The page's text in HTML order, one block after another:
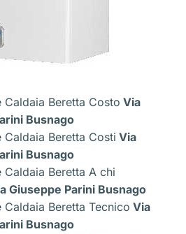
Caldaia Beretta Costo Via
Busnago
Caldaia Beretta Costi Via
Busnago
Caldaia Beretta A chi
Giuseppe Parini Busnago
Caldaia Beretta Tecnico Via
Busnago